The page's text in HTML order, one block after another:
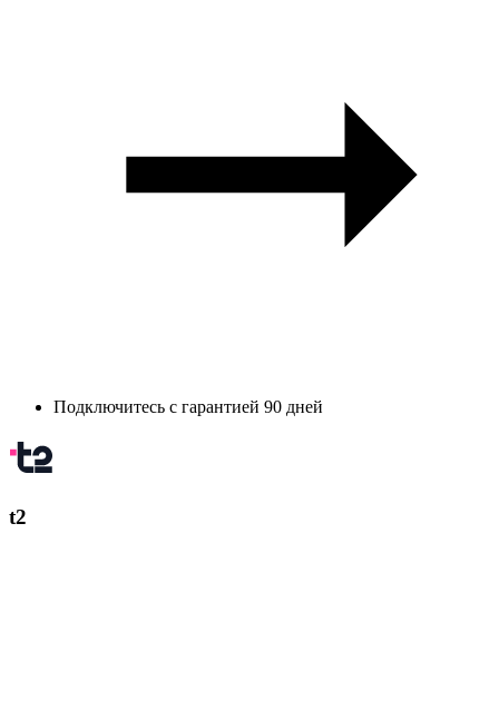
Подключитесь с гарантией 90 дней
t2